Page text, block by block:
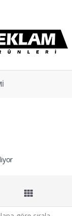
Popülerliğe